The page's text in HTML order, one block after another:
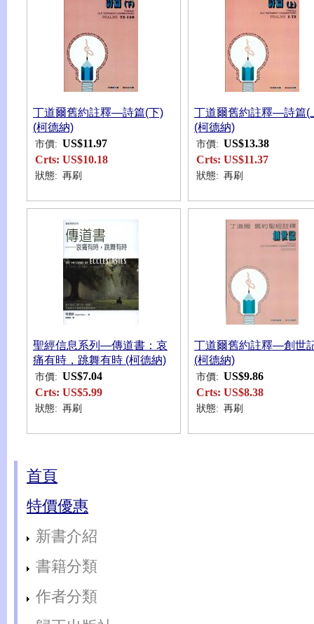
丁道爾舊約註釋—詩篇(下)
(柯德納)
市價: US$11.97
Crts: US$10.18
狀態: 再刷
丁道爾舊約註釋—詩篇(
(柯德納)
市價: US$13.38
Crts: US$11.37
狀態: 再刷
聖經信息系列—傳道書：哀
痛有時，跳舞有時 (柯德納)
市價: US$7.04
Crts: US$5.99
狀態: 再刷
丁道爾舊約註釋—創世
(柯德納)
市價: US$9.86
Crts: US$8.38
狀態: 再刷
首頁
特價優惠
新書介紹
書籍分類
作者分類